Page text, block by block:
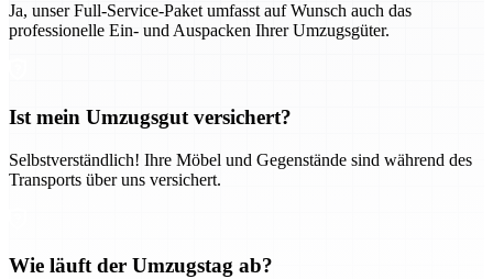
Ja, unser Full-Service-Paket umfasst auf Wunsch auch das
professionelle Ein- und Auspacken Ihrer Umzugsgüter.
Ist mein Umzugsgut versichert?
Selbstverständlich! Ihre Möbel und Gegenstände sind während des
Transports über uns versichert.
Wie läuft der Umzugstag ab?